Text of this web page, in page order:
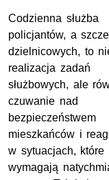
Codzienna służba
policjantów, a
dzielnicowych, to
realizacja zadań
służbowych, ale
czuwanie nad
bezpieczeństwem
mieszkańców i
w sytuacjach, które
wymagają